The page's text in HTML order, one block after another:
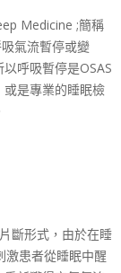
Medicine ;簡稱
氣流暫停或變
呼吸暫停是OSAS
是專業的睡眠檢
斷形式，由於在睡
激患者從睡眠中醒